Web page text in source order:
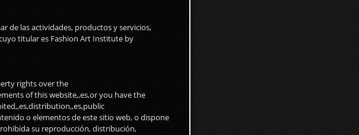
de las actividades, productos y servicios,
titular es Fashion Art Institute by
rights over the
of this website,,es,or you have the
o elementos de este sitio web, o dispone
su reproducción, distribución,